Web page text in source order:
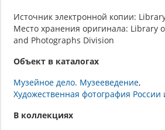
Источник электронной копии:
Место хранения оригинала: Library
and Photographs Division
Объект в каталогах
Музейное дело. Музееведение
Художественная фотография России
В коллекциях